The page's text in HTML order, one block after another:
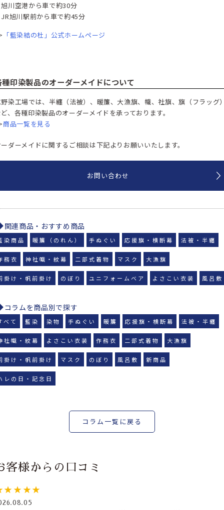
川空港から車で約30分
旭川駅前から車で約45分
「藍染結の杜」公式ホームページ
種印染製品のオーダーメイドについて
染工場では、半纏（法被）、暖簾、大漁旗、幟、社旗、旗（フラッグ
、各種印染製品のオーダーメイドを承っております。
商品一覧を見る
ダーメイドに関するご相談は下記よりお願いいたします。
お問い合わせ
関連商品・おすすめ商品
染商品 暖簾（のれん） 手ぬぐい 応援旗・横断幕 法被・半纏
務衣 神社幟・紋幕 二部式着物 マスク 大漁旗
掛け・帆前掛け のぼり ユニフォームベア よさこい衣装 風呂敷
コラムを商品別で探す
べて 藍染 染物 手ぬぐい 暖簾 応援旗・横断幕 法被・半纏
社幟・紋幕 よさこい衣装 作務衣 二部式着物 大漁旗
掛け・帆前掛け マスク のぼり 風呂敷 新商品
レの日・記念日
コラム一覧に戻る
客様からの口コミ